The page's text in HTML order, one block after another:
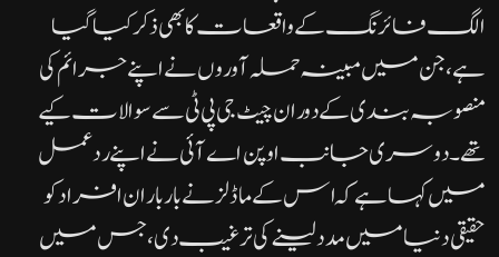
الگ فائرنگ کے واقعات کا بھی ذکر کیا گیا
ہے، جن میں مبینہ حملہ آوروں نے اپنے جرائم کی
منصوبہ بندی کے دوران چیٹ جی پی ٹی سے سوالات کیے
تھے۔دوسری جانب اوپن اے آئی نے اپنے ردعمل
میں کہا ہے کہ اس کے ماڈلز نے بار بار ان افراد کو
حقیقی دنیا میں مدد لینے کی ترغیب دی، جس میں